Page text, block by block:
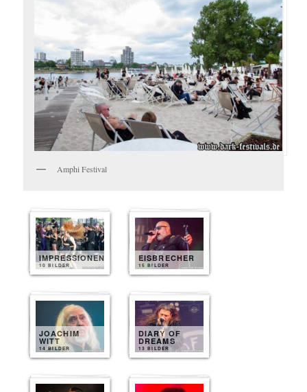
Amphi Festival
IMPRESSIONEN
10 BILDER
EISBRECHER
15 BILDER
JOACHIM
WITT
14 BILDER
DIARY OF
DREAMS
13 BILDER